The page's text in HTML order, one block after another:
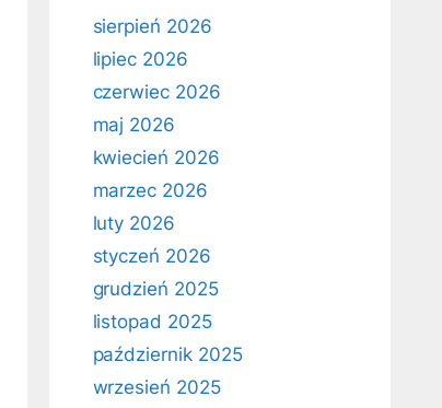
sierpień 2026
lipiec 2026
czerwiec 2026
maj 2026
kwiecień 2026
marzec 2026
luty 2026
styczeń 2026
grudzień 2025
listopad 2025
październik 2025
wrzesień 2025